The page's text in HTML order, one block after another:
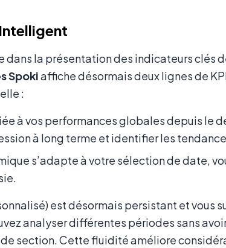
dans la présentation des indicateurs clés
Spokiaffiche désormais deux lignes de
:
à vos performances globales depuis le
à long terme et identifier les
s’adapte à votre sélection de date,
est désormais persistant et vous
analyser différentes périodes sans
section. Cette fluidité améliore